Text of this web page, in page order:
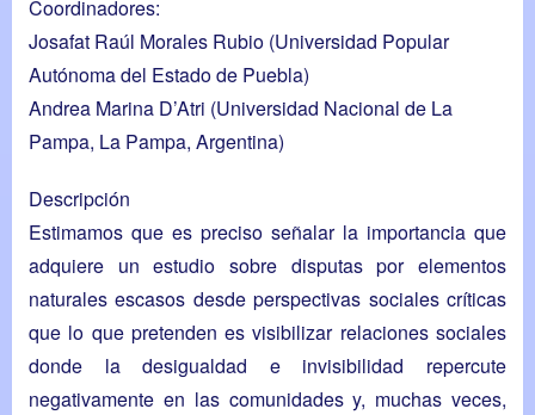
Coordinadores:
Josafat Raúl Morales Rubio (Universidad Popular
Autónoma del Estado de Puebla)
Andrea Marina D’Atri (Universidad Nacional de La
Pampa, La Pampa, Argentina)
Descripción
Estimamos que es preciso señalar la importancia que
adquiere un estudio sobre disputas por elementos
naturales escasos desde perspectivas sociales críticas
que lo que pretenden es visibilizar relaciones sociales
donde la desigualdad e invisibilidad repercute
negativamente en las comunidades y, muchas veces,